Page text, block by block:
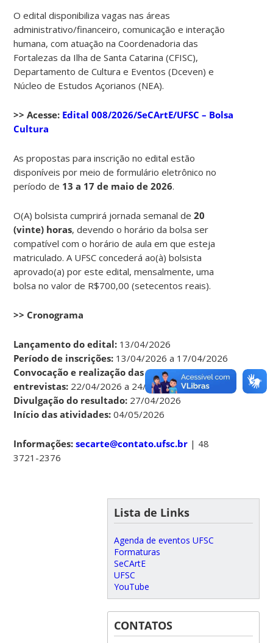
O edital disponibiliza vagas nas áreas
administrativo/financeiro, comunicação e interação
humana, com atuação na Coordenadoria das
Fortalezas da Ilha de Santa Catarina (CFISC),
Departamento de Cultura e Eventos (Dceven) e
Núcleo de Estudos Açorianos (NEA).
>> Acesse: Edital 008/2026/SeCArtE/UFSC – Bolsa
Cultura
As propostas para inscrição no edital estão
disponíveis por meio de formulário eletrônico no
período de 13 a 17 de maio de 2026.
O(A) bolsista cumprirá jornada semanal de20
(vinte) horas, devendo o horário da bolsa ser
compatível com o horário de aula em que esteja
matriculado. A UFSC concederá ao(à) bolsista
aprovado(a) por este edital, mensalmente, uma
bolsa no valor de R$700,00 (setecentos reais).
>> Cronograma
Lançamento do edital: 13/04/2026
Período de inscrições: 13/04/2026 a 17/04/2026
Convocação e realização das
entrevistas: 22/04/2026 a 24/04/2026
Divulgação do resultado: 27/04/2026
Início das atividades: 04/05/2026
Informações:secarte@contato.ufsc.br | 48
3721-2376
Lista de Links
Agenda de eventos UFSC
Formaturas
SeCArtE
UFSC
YouTube
CONTATOS